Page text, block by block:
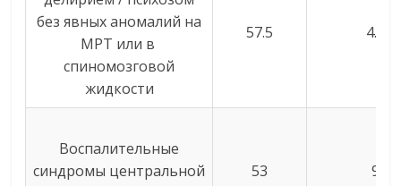
без явных аномалий на
МРТ или в
спиномозговой
жидкости
57.5 4.5
Воспалительные
синдромы центральной
53 9